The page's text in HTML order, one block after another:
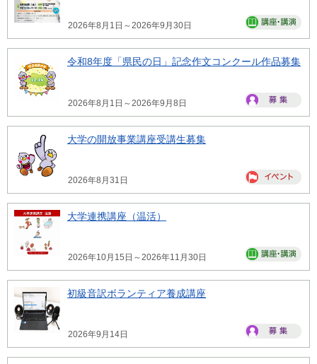
2026年8月1日～2026年9月30日
令和8年度「県民の日」記念作文コンクール作品募集
2026年8月1日～2026年9月8日
大学の開放事業講座受講生募集
2026年8月31日
大学連携講座（温活）
2026年10月15日～2026年11月30日
初級音訳ボランティア養成講座
2026年9月14日